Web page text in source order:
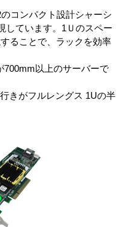
コンパクト設計シャーシ
しています。1Ｕのスペー
ることで、ラックを効率
以上のサーバーで
きがフルレングス 1Uの半